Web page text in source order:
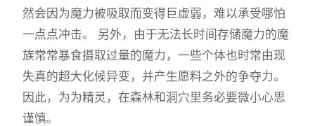
然会因为魔力被吸取而变得巨虚弱，难以承受哪怕
一点点冲击。 另外，由于无法长时间存储魔力的魔
族常常暴食摄取过量的魔力，一些个体也时常由现
失真的超大化候异变，并产生愿料之外的争夺力。
因此，为为精灵，在森林和洞穴里务必要微小心思
谨慎。